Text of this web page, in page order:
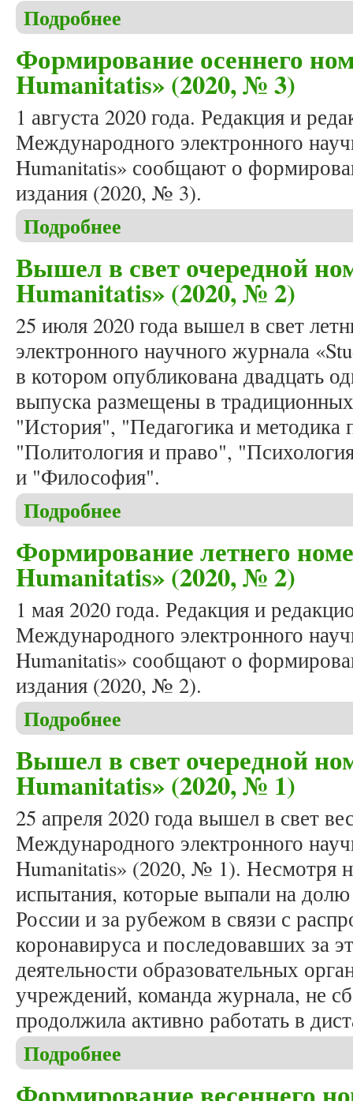
Подробнее
Формирование осеннего
Humanitatis» (2020, № 3)
1 августа 2020 года. Редакция и
Международного электронного
Humanitatis» сообщают о
издания (2020, № 3).
Подробнее
Вышел в свет очередной
Humanitatis» (2020, № 2)
25 июля 2020 года вышел в свет
электронного научного журнала
в котором опубликована двадцать
выпуска размещены в
"История", "Педагогика и методика
"Политология и право",
и "Философия".
Подробнее
Формирование летнего
Humanitatis» (2020, № 2)
1 мая 2020 года. Редакция и
Международного электронного
Humanitatis» сообщают о
издания (2020, № 2).
Подробнее
Вышел в свет очередной
Humanitatis» (2020, № 1)
25 апреля 2020 года вышел в свет
Международного электронного
Humanitatis» (2020, № 1). Несмотря
испытания, которые выпали на
России и за рубежом в связи с
коронавируса и последовавших за
деятельности образовательных
учреждений, команда журнала, не
продолжила активно работать в
Подробнее